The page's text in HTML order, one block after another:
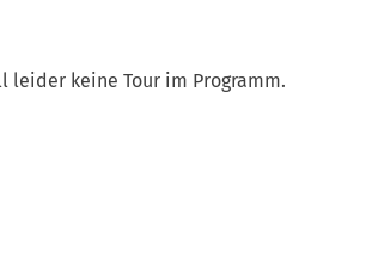
leider keine Tour im Programm.